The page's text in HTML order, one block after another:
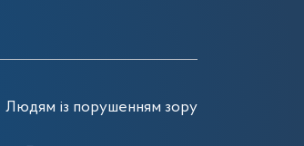
Людям із порушенням зору